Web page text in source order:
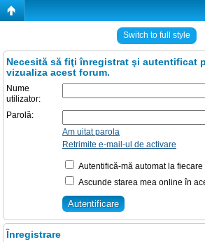
Switch to full style
Necesită să fiţi înregistrat şi autentificat
vizualiza acest forum.
Nume
utilizator:
Parolă:
Am uitat parola
Retrimite e-mail-ul de activare
Autentifică-mă automat la fiecare
Ascunde starea mea online în
Înregistrare